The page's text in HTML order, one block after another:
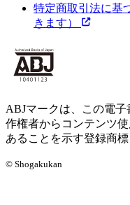
特定商取引法に基
きます）
ABJマークは、この電
作権者からコンテンツ
あることを示す登録商標
© Shogakukan